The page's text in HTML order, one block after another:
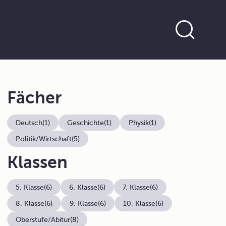
Fächer
Deutsch(1) Geschichte(1) Physik(1)
Politik/Wirtschaft(5)
Klassen
5. Klasse(6) 6. Klasse(6) 7. Klasse(6)
8. Klasse(6) 9. Klasse(6) 10. Klasse(6)
Oberstufe/Abitur(8)